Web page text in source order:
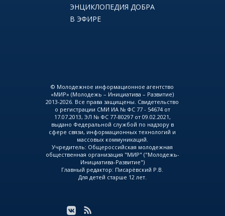
ЭНЦИКЛОПЕДИЯ ДОБРА
В ЭФИРЕ
© Молодежное информационное агентство
«МИР» (Молодежь – Инициатива – Развитие)
2013-2026. Все права защищены. Свидетельство
о регистрации СМИ ИА № ФС 77 - 54674 от
17.07.2013, ЭЛ № ФС 77-80297 от 09.02.2021,
выдано Федеральной службой по надзору в
сфере связи, информационных технологий и
массовых коммуникаций.
Учредитель: Общероссийская молодежная
общественная организация "МИР" ("Молодежь-
Инициатива-Развитие")
Главный редактор: Писарёвский Р.В.
Для детей старше 12 лет.